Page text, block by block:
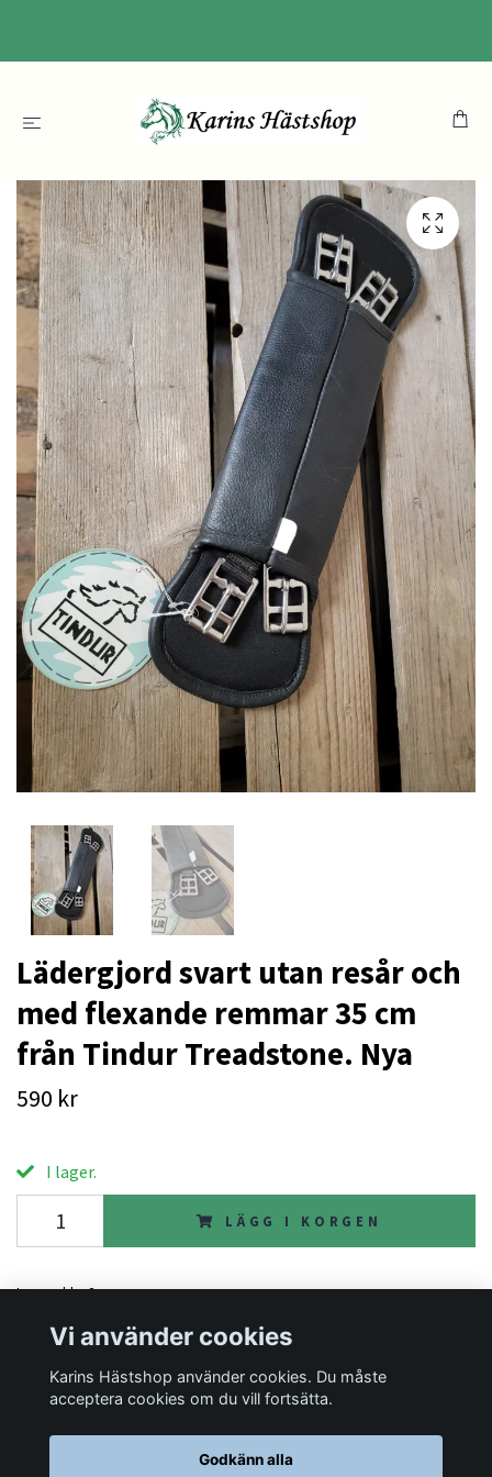
Lädergjord svart utan resår och
med flexande remmar 35 cm
från Tindur Treadstone. Nya
590 kr
I lager.
LÄGG I KORGEN
Lagersaldo:3
Läs mer
Vi använder cookies
Karins Hästshop använder cookies. Du måste
acceptera cookies om du vill fortsätta.
Godkänn alla